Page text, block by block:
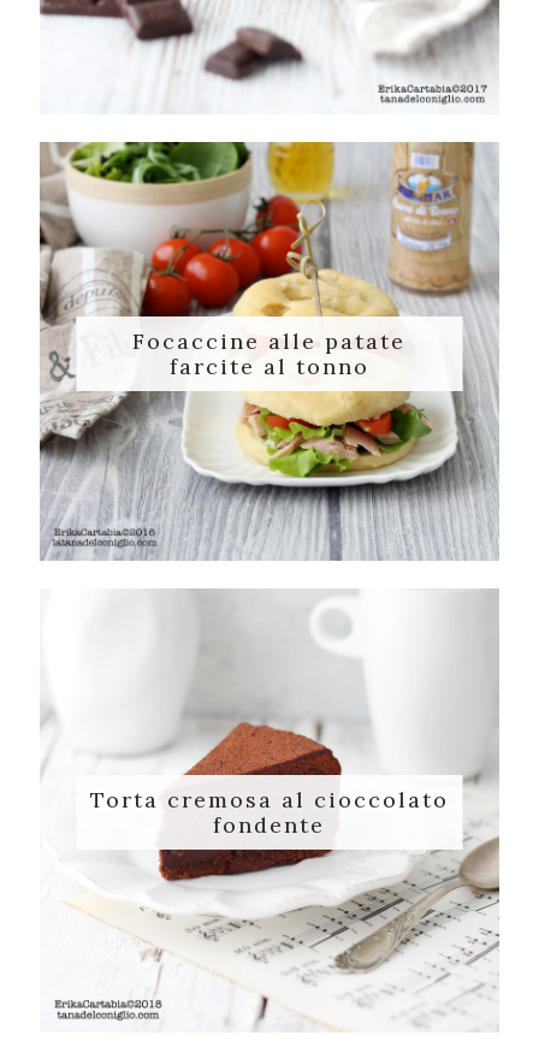
Focaccine alle patate
farcite al tonno
Torta cremosa al cioccolato
fondente